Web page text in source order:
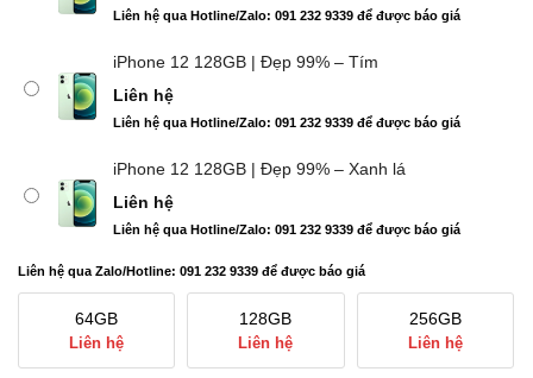
Liên hệ qua Hotline/Zalo: 091 232 9339 để được báo giá
iPhone 12 128GB | Đẹp 99% – Tím
Liên hệ
Liên hệ qua Hotline/Zalo: 091 232 9339 để được báo giá
iPhone 12 128GB | Đẹp 99% – Xanh lá
Liên hệ
Liên hệ qua Hotline/Zalo: 091 232 9339 để được báo giá
Liên hệ qua Zalo/Hotline: 091 232 9339 để được báo giá
64GB
Liên hệ
128GB
Liên hệ
256GB
Liên hệ